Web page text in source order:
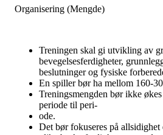
Organisering (Mengde)
Treningen skal gi utvikling av
bevegelsesferdigheter,
beslutninger og fysiske
En spiller bør ha mellom 160-
Treningsmengden bør ikke
periode til peri-
ode.
Det bør fokuseres på